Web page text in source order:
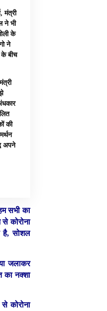
मंत्री
ने भी
के
ने
के बीच
की
अपने
सभी का
कोरोना
है, सोशल
जलाकर
का नक्शा
कोरोना